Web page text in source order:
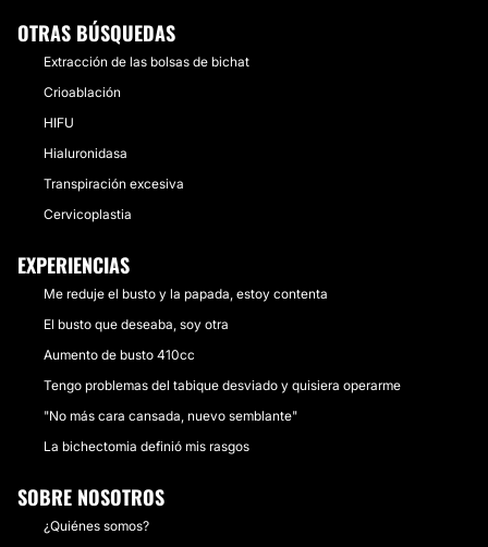
OTRAS BÚSQUEDAS
Extracción de las bolsas de bichat
Crioablación
HIFU
Hialuronidasa
Transpiración excesiva
Cervicoplastia
EXPERIENCIAS
Me reduje el busto y la papada, estoy contenta
El busto que deseaba, soy otra
Aumento de busto 410cc
Tengo problemas del tabique desviado y quisiera operarme
"No más cara cansada, nuevo semblante"
La bichectomia definió mis rasgos
SOBRE NOSOTROS
¿Quiénes somos?